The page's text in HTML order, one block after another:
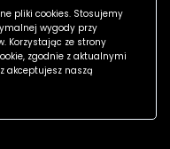
pliki cookies. Stosujemy
wygody przy
Korzystając ze strony
zgodnie z aktualnymi
akceptujesz naszą